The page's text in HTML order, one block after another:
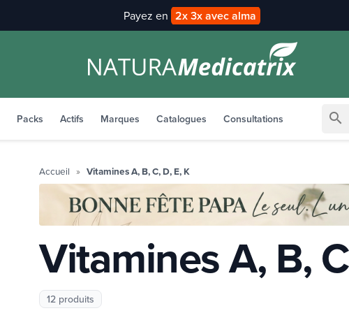
Payez en 2x 3x avec alma
Packs Actifs Marques Catalogues Consultations search
Accueil Vitamines A, B, C, D, E, K
Vitamines A, B,
12 produits